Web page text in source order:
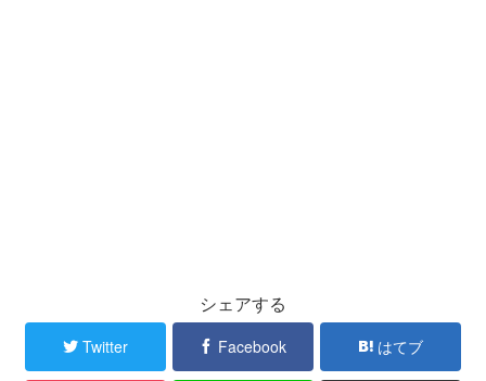
シェアする
Twitter Facebook はてブ